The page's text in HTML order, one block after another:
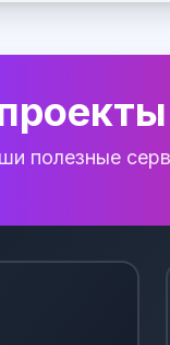
полезные